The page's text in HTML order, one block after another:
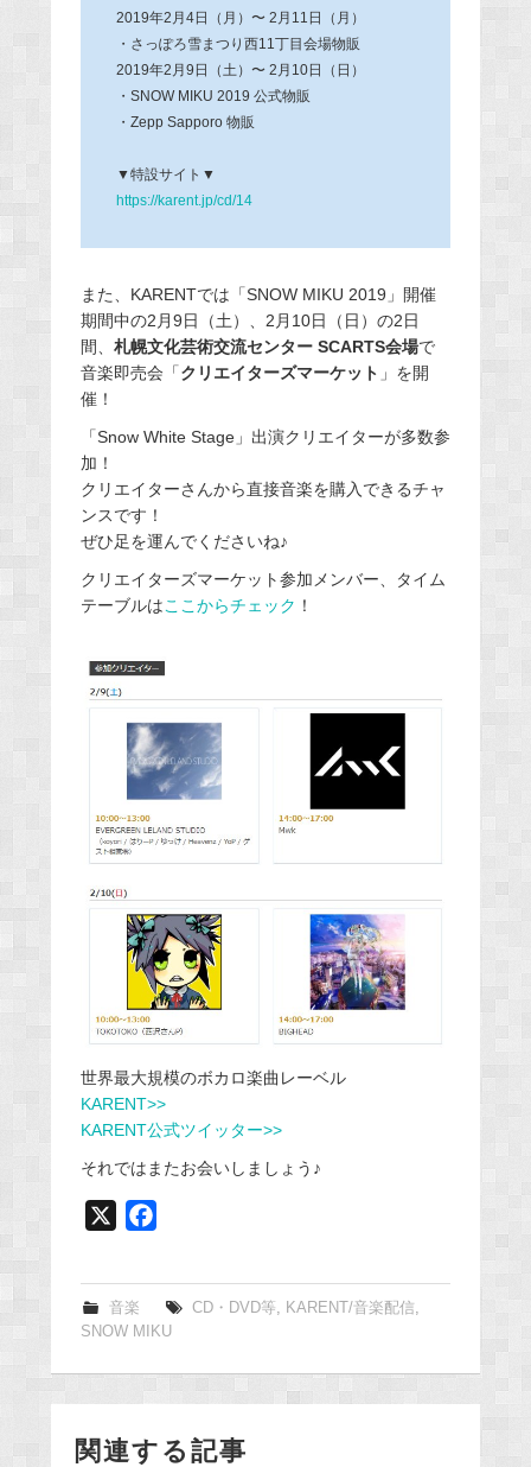
2019年2月4日（月）〜 2月11日（月）
・さっぽろ雪まつり西11丁目会場物販
2019年2月9日（土）〜 2月10日（日）
・SNOW MIKU 2019 公式物販
・Zepp Sapporo 物販
▼特設サイト▼
https://karent.jp/cd/14
また、KARENTでは「SNOW MIKU 2019」開催
期間中の2月9日（土）、2月10日（日）の2日
間、 札幌文化芸術交流センター SCARTS会場で
音楽即売会「クリエイターズマーケット 」を開
催！
「Snow White Stage」出演クリエイターが多数参
加！
クリエイターさんから直接音楽を購入できるチャ
ンスです！
ぜひ足を運んでくださいね♪
クリエイターズマーケット参加メンバー、タイム
テーブルはここからチェック ！
世界最大規模のボカロ楽曲レーベル
KARENT>>
KARENT公式ツイッター>>
それではまたお会いしましょう♪
e
b
o
音楽 CD・DVD等, KARENT/音楽配信,
SNOW MIKU
関連する記事